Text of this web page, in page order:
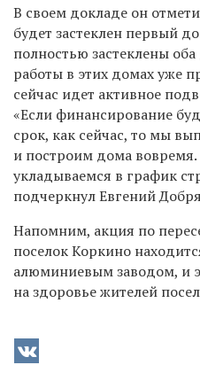
В своем докладе он
будет застеклен первый
полностью застеклены
работы в этих домах уже
сейчас идет активное
«Если финансирование
срок, как сейчас, то мы
и построим дома
укладываемся в график
подчеркнул Евгений
Напомним, акция по
поселок Коркино
алюминиевым заводом, и
на здоровье жителей